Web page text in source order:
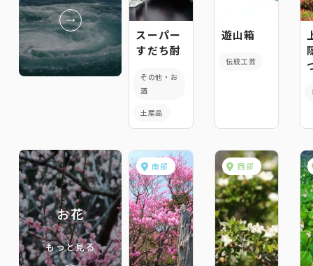
スーパー
すだち酎
その他・お
酒
土産品
遊山箱
伝統工芸
お花
もっと見る
南部 西部